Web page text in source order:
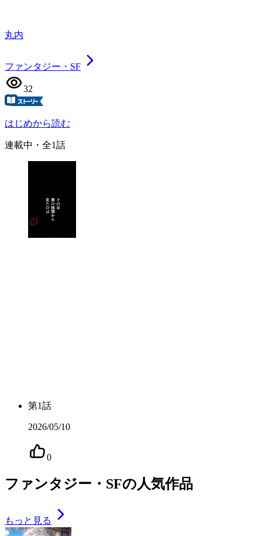
丸内
ファンタジー・SF
32
はじめから読む
連載中 ・全1話
第1話
2026/05/10
0
ファンタジー・SFの人気作品
もっと見る